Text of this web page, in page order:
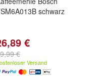
schwarz
€
€
Versand